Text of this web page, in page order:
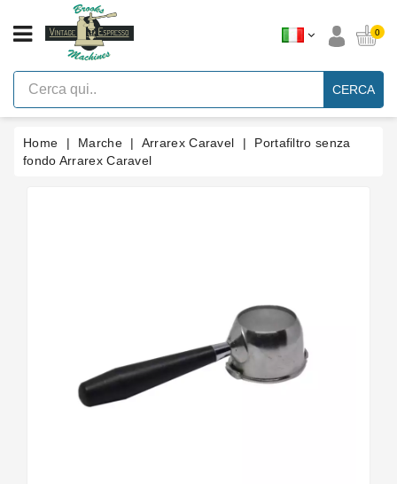
CATEGORIA
Macchine
Per
Caffè
Espresso
Leva
Vintage
0
CERCA
Home Marche Arrarex Caravel
Portafiltro senza
fondo Arrarex Caravel